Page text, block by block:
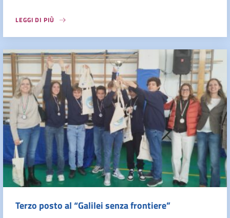
LEGGI DI PIÙ
Terzo posto al “Galilei senza frontiere”